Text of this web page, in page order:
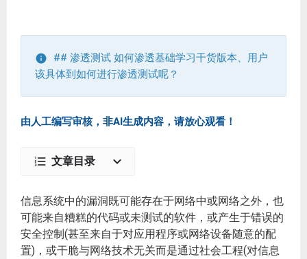
## 渗透测试 如何渗透基础学习干货版本、用户
该具体到如何进行渗透测试呢？
由人工编写审核，非AI生成内容，请放心观看！
文章目录
信息系统中的漏洞既可能存在于网络中或网络之外，也
可能来自糟糕的代码或未测试的软件，或产生于错误的
安全控制(甚至来自于对应用程序或网络设备随意的配
置)，或干脆与网络技术无关而是通过社会工程(对信息